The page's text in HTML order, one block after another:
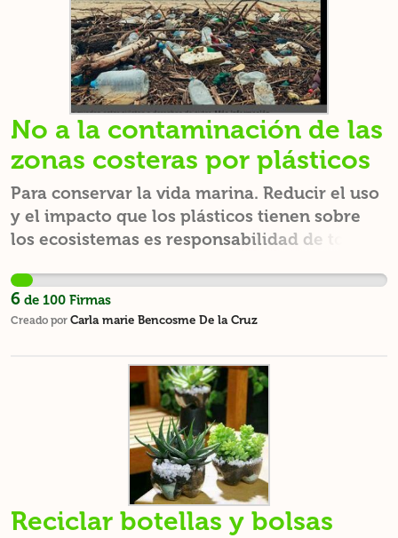
No a la contaminación de las
zonas costeras por plásticos
Para conservar la vida marina. Reducir el uso
y el impacto que los plásticos tienen sobre
los ecosistemas es responsabilidad de todos
públicas como de la ciudadanía.
6 de 100 Firmas
Creado por Carla marie Bencosme De la Cruz
Reciclar botellas y bolsas